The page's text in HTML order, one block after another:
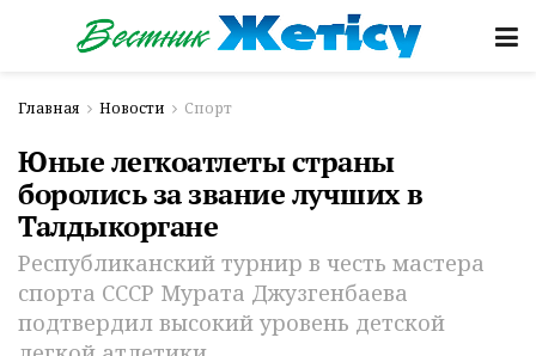
Главная Новости Спорт
Юные легкоатлеты страны
боролись за звание лучших в
Талдыкоргане
Республиканский турнир в честь мастера
спорта СССР Мурата Джузгенбаева
подтвердил высокий уровень детской